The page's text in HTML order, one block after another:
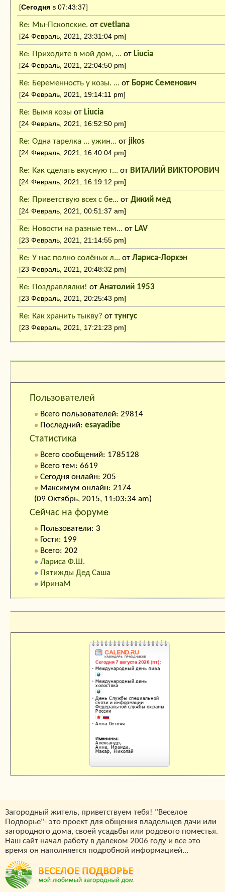
[Сегодня в 07:43:37]
Re: Мы-Пскопские. от cvetlana
[24 Февраль, 2021, 23:31:04 pm]
Re: Приходите в мой дом, ... от Liucia
[24 Февраль, 2021, 22:04:50 pm]
Re: Беременность у козы. ... от Борис Семенович
[24 Февраль, 2021, 19:14:11 pm]
Re: Вымя козы от Liucia
[24 Февраль, 2021, 16:52:50 pm]
Re: Одна тарелка ... ужин... от jikos
[24 Февраль, 2021, 16:40:04 pm]
Re: Как сделать вкусную т... от ВИТАЛИЙ ВИКТОРОВИЧ
[24 Февраль, 2021, 16:19:12 pm]
Re: Приветствую всех с бе... от Дикий мед
[24 Февраль, 2021, 00:51:37 am]
Re: Новости на разные тем... от LAV
[23 Февраль, 2021, 21:14:55 pm]
Re: У нас полно солёных л... от Лариса-Лорхэн
[23 Февраль, 2021, 20:48:32 pm]
Re: Поздравлялки! от Анатолий 1953
[23 Февраль, 2021, 20:25:43 pm]
Re: Как хранить тыкву? от тунгус
[23 Февраль, 2021, 17:21:23 pm]
Пользователей
Всего пользователей: 29814
Последний: esayadibe
Статистика
Всего сообщений: 1785128
Всего тем: 6619
Сегодня онлайн: 205
Максимум онлайн: 2174
(09 Октябрь, 2015, 11:03:34 am)
Сейчас на форуме
Пользователи: 3
Гости: 199
Всего: 202
Лариса Ф.Ш.
Пятижды Дед Саша
ИринаМ
Календарь праздников
Загородный житель, приветствуем тебя! "Веселое
Подворье"- это проект для общения владельцев дачи или
загородного дома, своей усадьбы или родового поместья.
Наш сайт начал работу в далеком 2006 году и все это
время он наполняется подробной информацией...